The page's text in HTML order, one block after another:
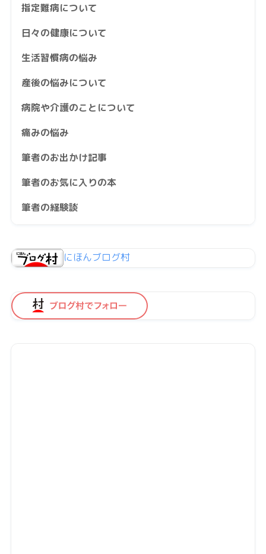
指定難病について
日々の健康について
生活習慣病の悩み
産後の悩みについて
病院や介護のことについて
痛みの悩み
筆者のお出かけ記事
筆者のお気に入りの本
筆者の経験談
にほんブログ村